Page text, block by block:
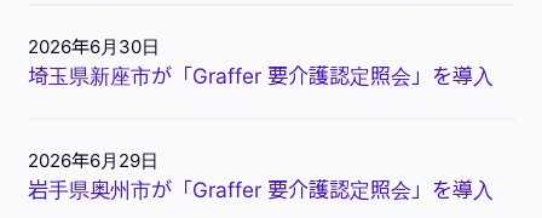
2026年6月30日
埼玉県新座市が「Graffer 要介護認定照会」を導入
2026年6月29日
岩手県奥州市が「Graffer 要介護認定照会」を導入